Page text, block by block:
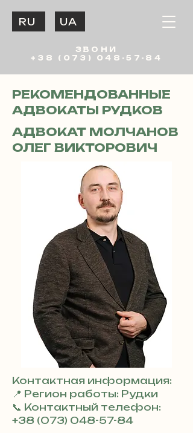
ЗВОНИ
+38 (073) 048-57-84
UA
RU
РЕКОМЕНДОВАННЫЕ
АДВОКАТЫ РУДКОВ
АДВОКАТ МОЛЧАНОВ
ОЛЕГ ВИКТОРОВИЧ
Контактная информация:
📍 Регион работы: Рудки
📞 Контактный телефон:
+38 (073) 048-57-84